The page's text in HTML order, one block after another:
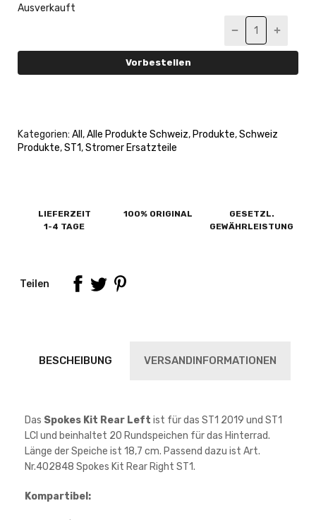
Ausverkauft
Vorbestellen
Kategorien: All ,Alle Produkte Schweiz, Produkte,Schweiz
Produkte,ST1,Stromer Ersatzteile
LIEFERZEIT
1-4 TAGE
100% ORIGINAL
GESETZL.
GEWÄHRLEISTUNG
Teilen
BESCHEIBUNG VERSANDINFORMATIONEN
Das Spokes Kit Rear Left ist für das ST1 2019 und ST1
LCI und beinhaltet 20 Rundspeichen für das Hinterrad.
Länge der Speiche ist 18,7 cm. Passend dazu ist Art.
Nr.402848 Spokes Kit Rear Right ST1.
Kompartibel: